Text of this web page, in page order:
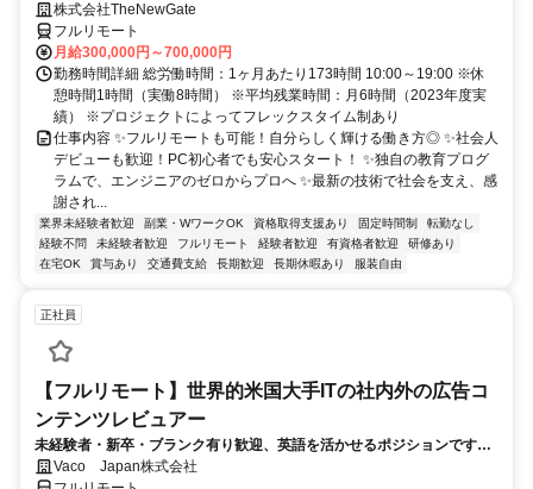
株式会社TheNewGate
フルリモート
月給300,000円～700,000円
勤務時間詳細 総労働時間：1ヶ月あたり173時間 10:00～19:00 ※休
憩時間1時間（実働8時間） ※平均残業時間：月6時間（2023年度実
績） ※プロジェクトによってフレックスタイム制あり
仕事内容 ✨フルリモートも可能！自分らしく輝ける働き方◎ ✨社会人
デビューも歓迎！PC初心者でも安心スタート！ ✨独自の教育プログ
ラムで、エンジニアのゼロからプロへ ✨最新の技術で社会を支え、感
謝され...
業界未経験者歓迎 副業・WワークOK 資格取得支援あり 固定時間制
転勤なし
経験不問
未経験者歓迎 フルリモート 経験者歓迎 有資格者歓迎
研修あり
在宅OK
賞与あり 交通費支給 長期歓迎 長期休暇あり 服装自由
正社員
【フルリモート】世界的米国大手ITの社内外の広告コ
ンテンツレビュアー
未経験者・新卒・ブランク有り歓迎、英語を活かせるポジションです。
完全リモート
Vaco Japan株式会社